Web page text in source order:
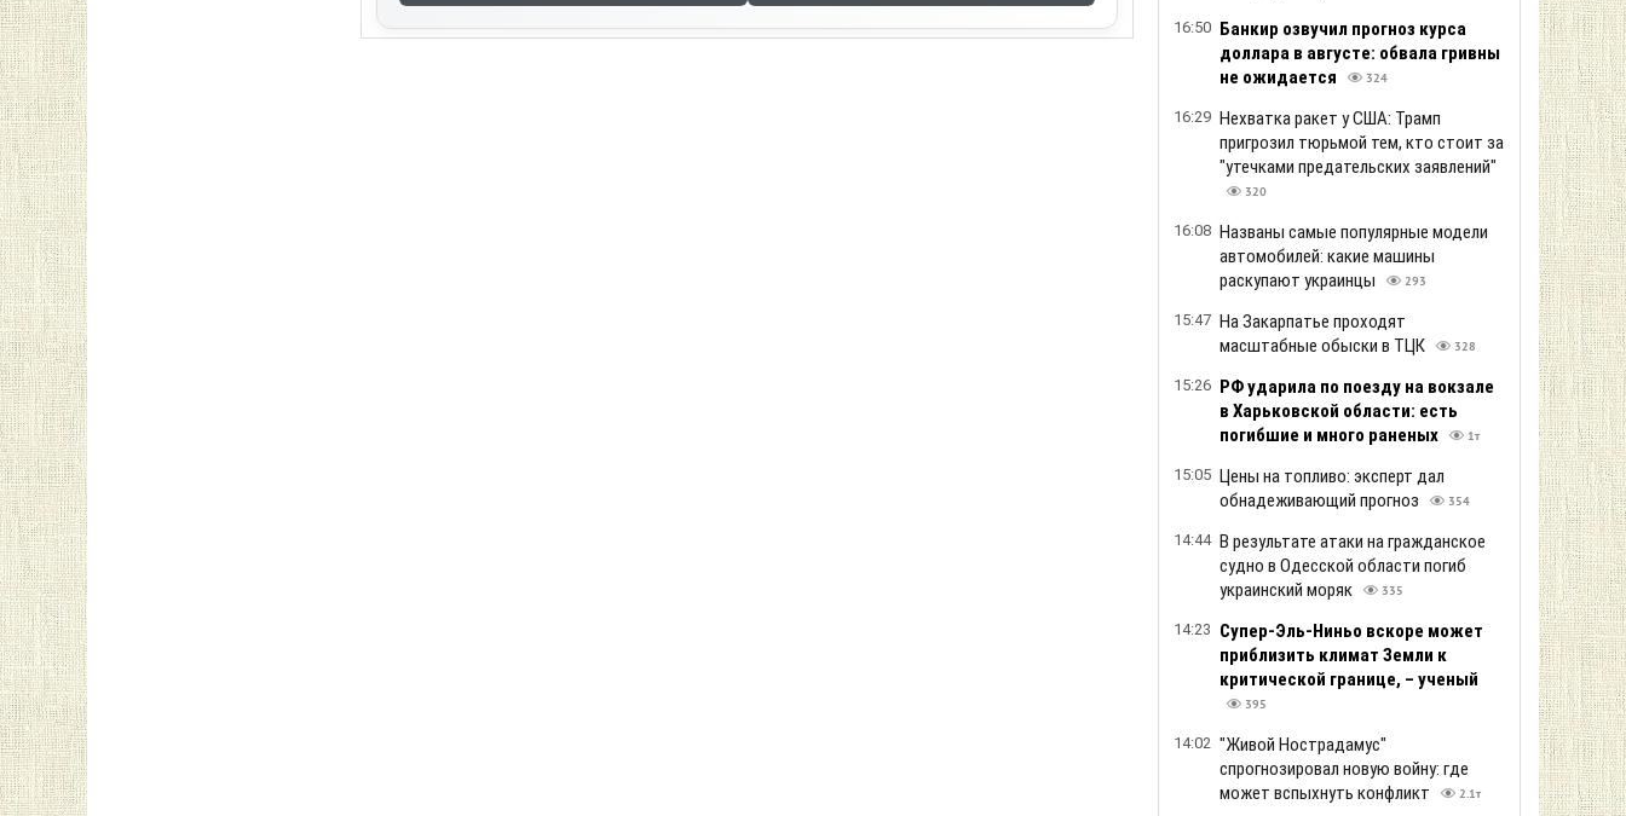
16:50 Банкир озвучил прогноз курса
доллара в августе: обвала гривны
не ожидается
324
16:29 Нехватка ракет у США: Трамп
пригрозил тюрьмой тем, кто стоит за
"утечками предательских заявлений"
320
16:08 Названы самые популярные модели
автомобилей: какие машины
раскупают украинцы
293
15:47 На Закарпатье проходят
масштабные обыски в ТЦК
328
15:26 РФ ударила по поезду на вокзале
в Харьковской области: есть
погибшие и много раненых
1т
15:05 Цены на топливо: эксперт дал
обнадеживающий прогноз
354
14:44 В результате атаки на гражданское
судно в Одесской области погиб
украинский моряк
335
14:23 Супер-Эль-Ниньо вскоре может
приблизить климат Земли к
критической границе, – ученый
395
14:02 "Живой Нострадамус"
спрогнозировал новую войну: где
может вспыхнуть конфликт
2.1т